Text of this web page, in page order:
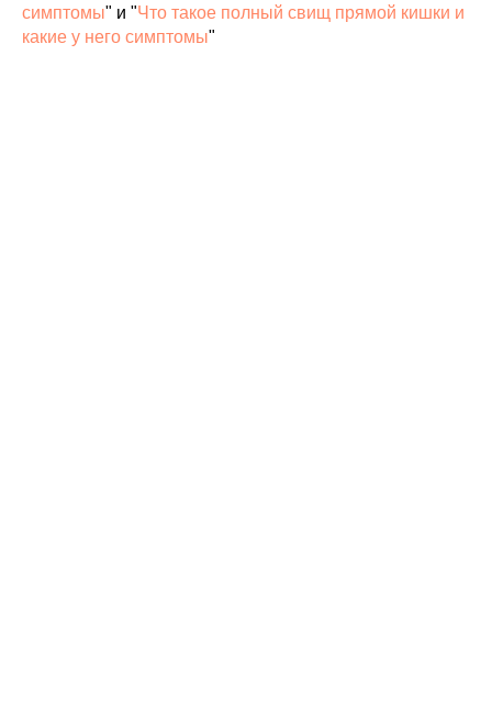
симптомы" и "Что такое полный свищ прямой кишки и
какие у него симптомы"